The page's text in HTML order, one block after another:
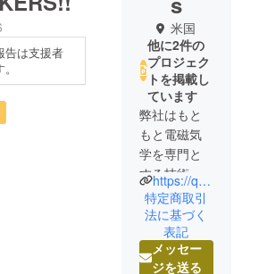
するた
トナムへ
。この変
者の皆さ
います
告は支援者
米国
他に2件の
プロジェク
トを掲載し
ています
弊社はもと
もと電磁気
学を専門と
する技術研
究開発会社
です。
本
https://quantumplanets.com/
特定商取引
法に基づく
表記
メッセー
ジを送る